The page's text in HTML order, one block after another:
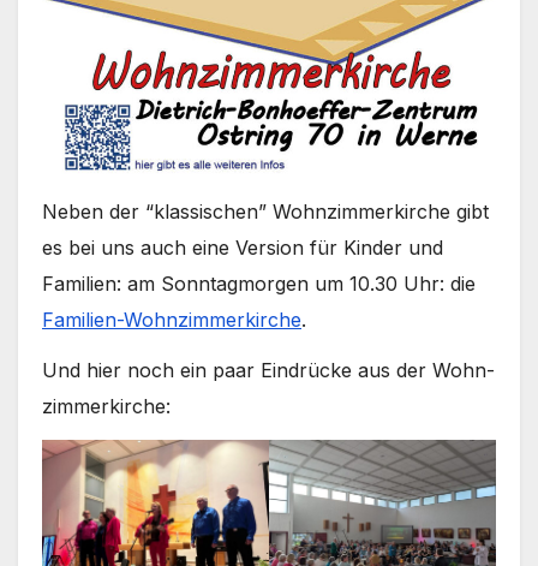
Neben der “klas­si­schen” Wohn­zim­mer­kir­che gibt
es bei uns auch eine Ver­si­on für Kin­der und
Fami­li­en: am Sonn­tag­mor­gen um 10.30 Uhr: die
Familien-Wohnzimmerkirche.
Und hier noch ein paar Ein­drü­cke aus der Wohn­
zim­mer­kir­che: